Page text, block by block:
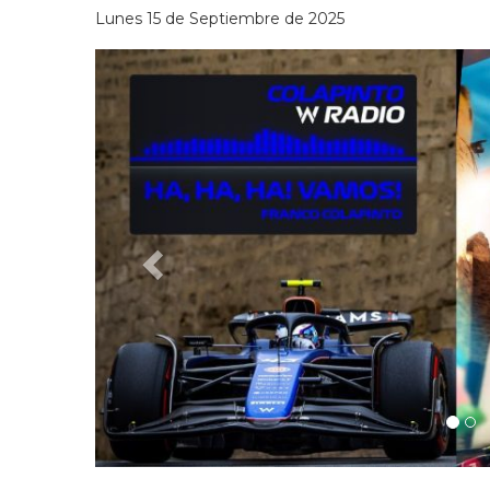
Lunes 15 de Septiembre de 2025
Previous